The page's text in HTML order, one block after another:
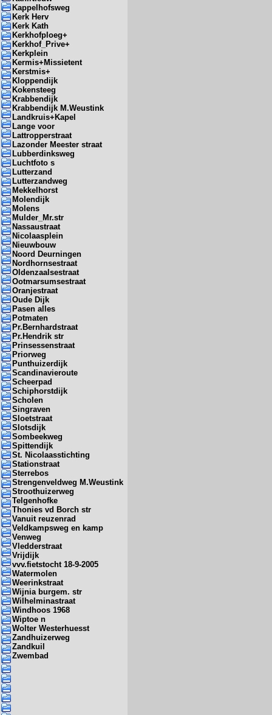
Kappelhofsweg
Kerk Herv
Kerk Kath
Kerkhofploeg+
Kerkhof_Prive+
Kerkplein
Kermis+Missietent
Kerstmis+
Kloppendijk
Kokensteeg
Krabbendijk
Krabbendijk M.Weustink
Landkruis+Kapel
Lange voor
Lattropperstraat
Lazonder Meester straat
Lubberdinksweg
Luchtfoto s
Lutterzand
Lutterzandweg
Mekkelhorst
Molendijk
Molens
Mulder_Mr.str
Nassaustraat
Nicolaasplein
Nieuwbouw
Noord Deurningen
Nordhornsestraat
Oldenzaalsestraat
Ootmarsumsestraat
Oranjestraat
Oude Dijk
Pasen alles
Potmaten
Pr.Bernhardstraat
Pr.Hendrik str
Prinsessenstraat
Priorweg
Punthuizerdijk
Scandinavieroute
Scheerpad
Schiphorstdijk
Scholen
Singraven
Sloetstraat
Slotsdijk
Sombeekweg
Spittendijk
St. Nicolaasstichting
Stationstraat
Sterrebos
Strengenveldweg M.Weustink
Stroothuizerweg
Telgenhofke
Thonies vd Borch str
Vanuit reuzenrad
Veldkampsweg en kamp
Venweg
Vledderstraat
Vrijdijk
vvv.fietstocht 18-9-2005
Watermolen
Weerinkstraat
Wijnia burgem. str
Wilhelminastraat
Windhoos 1968
Wiptoe n
Wolter Westerhuesst
Zandhuizerweg
Zandkuil
Zwembad